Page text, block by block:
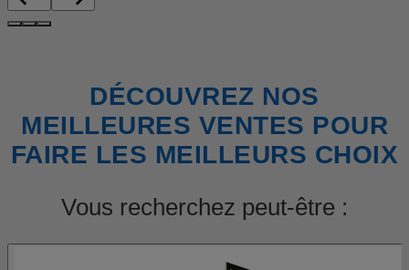
DÉCOUVREZ NOS
MEILLEURES VENTES POUR
FAIRE LES MEILLEURS CHOIX
Vous recherchez peut-être :